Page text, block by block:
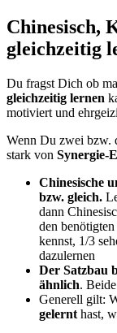
Chinesisch,
gleichzeitig
Du fragst Dich ob
gleichzeitig lernen
motiviert und
Wenn Du zwei bzw.
stark von Synergie-
Chinesische
bzw. gleich.
dann
den
kennst, 1/3
dazulernen
Der Satzbau
ähnlich.
Generell gilt:
gelernt hast,